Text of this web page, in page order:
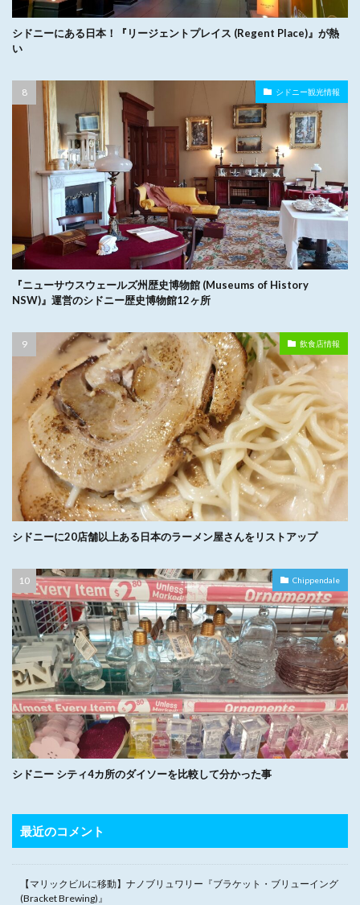
シドニーにある日本！『リージェントプレイス (Regent Place)』が熱
い
シドニー観光情報
『ニューサウスウェールズ州歴史博物館 (Museums of History
NSW)』運営のシドニー歴史博物館12ヶ所
飲食店情報
シドニーに20店舗以上ある日本のラーメン屋さんをリストアップ
Chippendale
シドニー シティ4カ所のダイソーを比較して分かった事
最近のコメント
【マリックビルに移動】ナノブリュワリー『ブラケット・ブリューイング
(Bracket Brewing)』